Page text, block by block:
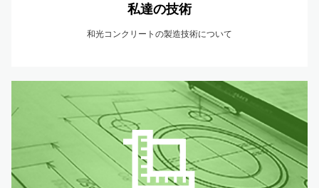
私達の技術
和光コンクリートの製造技術について